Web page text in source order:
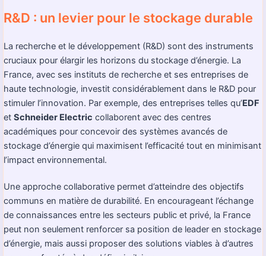
R&D : un levier pour le stockage durable
La recherche et le développement (R&D) sont des instruments
cruciaux pour élargir les horizons du stockage d’énergie. La
France, avec ses instituts de recherche et ses entreprises de
haute technologie, investit considérablement dans le R&D pour
stimuler l’innovation. Par exemple, des entreprises telles qu’EDF
et Schneider Electric collaborent avec des centres
académiques pour concevoir des systèmes avancés de
stockage d’énergie qui maximisent l’efficacité tout en minimisant
l’impact environnemental.
Une approche collaborative permet d’atteindre des objectifs
communs en matière de durabilité. En encourageant l’échange
de connaissances entre les secteurs public et privé, la France
peut non seulement renforcer sa position de leader en stockage
d’énergie, mais aussi proposer des solutions viables à d’autres